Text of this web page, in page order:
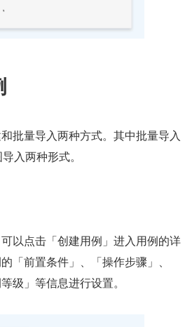
批量导入两种方式。其中批量导入
入两种形式。
以点击「创建用例」进入用例的详
「前置条件」、「操作步骤」、
级」等信息进行设置。